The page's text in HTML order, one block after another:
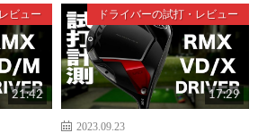
ビュー
21:42
ドライバーの試打・レビュー
17:29
2023.09.23